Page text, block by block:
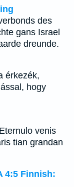
des
gans Israel
dreunde.
érkezék,
hogy
venis
tian grandan
4:5 Finnish: